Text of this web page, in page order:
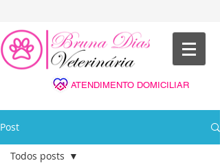
ATENDIMENTO DOMICILIAR
Post
Todos posts